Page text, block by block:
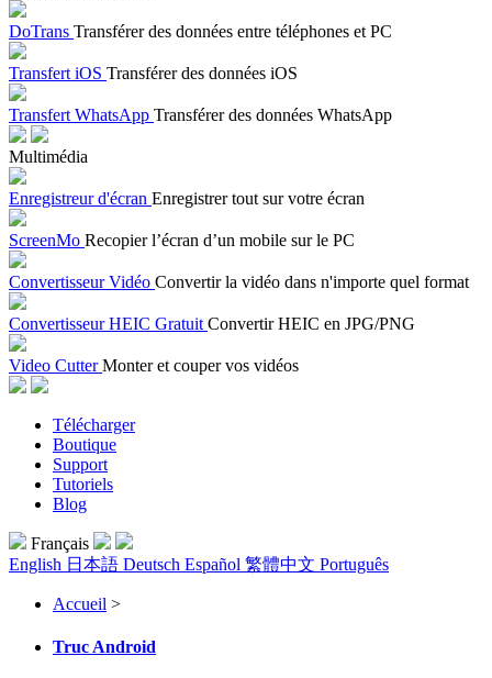
DoTrans Transférer des données entre téléphones et PC
Transfert iOS Transférer des données iOS
Transfert WhatsApp Transférer des données WhatsApp
Multimédia
Enregistreur d'écran Enregistrer tout sur votre écran
ScreenMo Recopier l’écran d’un mobile sur le PC
Convertisseur Vidéo Convertir la vidéo dans n'importe quel format
Convertisseur HEIC Gratuit Convertir HEIC en JPG/PNG
Video Cutter Monter et couper vos vidéos
Télécharger
Boutique
Support
Tutoriels
Blog
Français
English 日本語 Deutsch Español 繁體中文 Português
Accueil >
Truc Android